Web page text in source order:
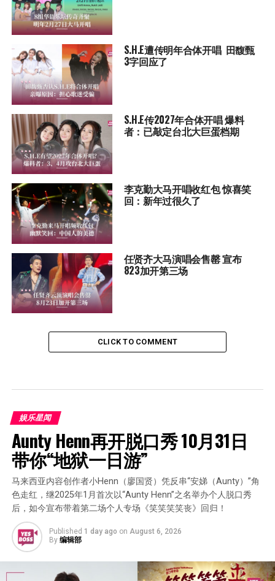
S.H.E遭传明年合体开唱 田馥甄
3字回应了
S.H.E传2027年合体开唱 爆料
者：已敲定台北大巨蛋档期
李克勤大马开唱收红包 惊喜笑
回：新年过很久了
任贤齐大马演唱会售罄 宣布
823加开第三场
CLICK TO COMMENT
娱乐星闻
Aunty Henn再开脱口秀 10月31日
带你“地狱一日游”
马来西亚内容创作者小Henn（廖国贤）凭反串“安娣（Aunty）”角
色走红，继2025年1月首次以“Aunty Henn”之名举办个人脱口秀
后，如今宣布带着第二场个人专场《笑笑笑笑丧》回归！
Published 1 day ago on August 6, 2026
By 编辑部